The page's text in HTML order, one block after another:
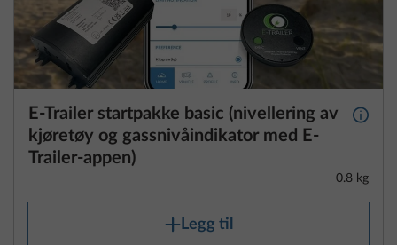
E-Trailer startpakke basic (nivellering av
kjøretøy og gassnivåindikator med E-
Trailer-appen)
Mer
0.8 kg
Legg til